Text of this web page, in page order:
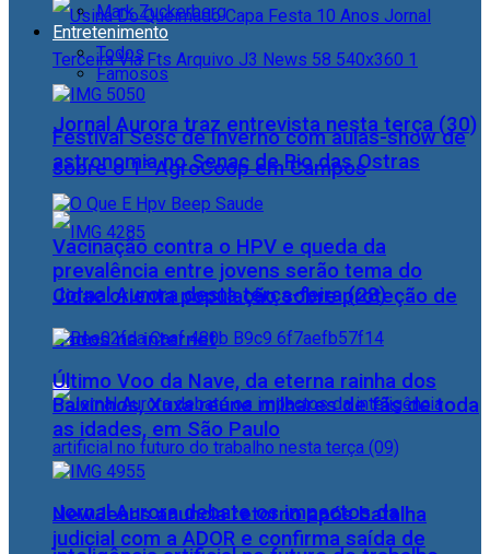
Jornal Aurora traz entrevista nesta terça (30)
sobre o 1° AgroCoop em Campos
Cidac orienta população sobre proteção de
dados na internet
Jornal Aurora debate os impactos da
Mark Zuckerberg
Entretenimento
Todos
Famosos
Festival Sesc de Inverno com aulas-show de
astronomia no Senac de Rio das Ostras
Vacinação contra o HPV e queda da
prevalência entre jovens serão tema do
Jornal Aurora desta terça-feira (28)
Último Voo da Nave, da eterna rainha dos
Baixinhos, Xuxa reúne milhares de fãs de toda
as idades, em São Paulo
NewJeans anuncia retorno após batalha
judicial com a ADOR e confirma saída de